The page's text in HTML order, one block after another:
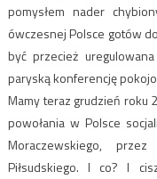
pomysłem nader
ówczesnej Polsce gotów
być przecież
paryską konferencję
Mamy teraz grudzień roku
powołania w Polsce
Moraczewskiego,
Piłsudskiego. I co? I